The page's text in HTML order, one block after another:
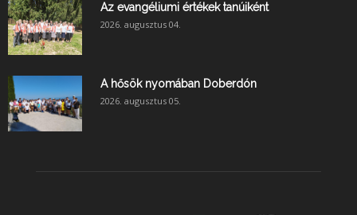
Az evangéliumi értékek tanúiként
2026. augusztus 04.
A hősök nyomában Doberdón
2026. augusztus 05.